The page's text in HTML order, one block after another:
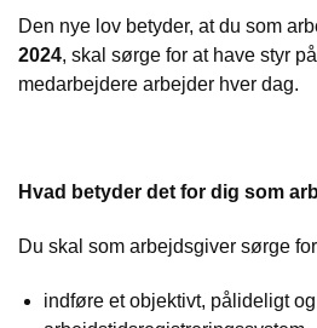
Den nye lov betyder, at du som
2024, skal sørge for at have styr
medarbejdere arbejder hver dag.
Hvad betyder det for dig som
Du skal som arbejdsgiver sørge
indføre et objektivt, pålideligt